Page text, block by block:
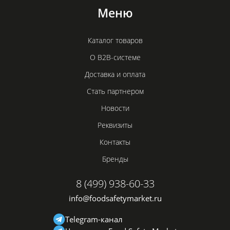
Меню
Каталог товаров
О B2B-системе
Доставка и оплата
Стать партнером
Новости
Реквизиты
Контакты
Бренды
8 (499) 938-60-33
info@foodsafetymarket.ru
Telegram-канал